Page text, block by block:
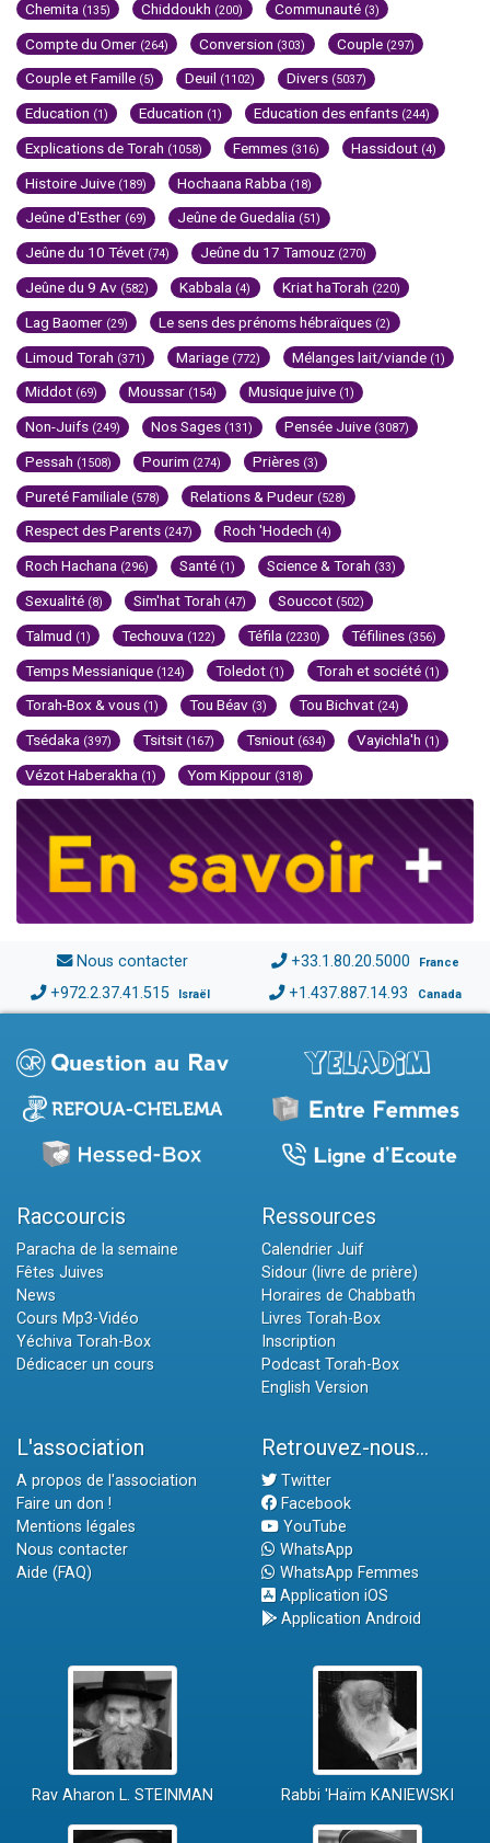
Chemita (135) Chiddoukh (200) Communauté (3)
Compte du Omer (264) Conversion (303) Couple (297)
Couple et Famille (5) Deuil (1102) Divers (5037)
Education (1) Education (1) Education des enfants (244)
Explications de Torah (1058) Femmes (316) Hassidout (4)
Histoire Juive (189) Hochaana Rabba (18)
Jeûne d'Esther (69) Jeûne de Guedalia (51)
Jeûne du 10 Tévet (74) Jeûne du 17 Tamouz (270)
Jeûne du 9 Av (582) Kabbala (4) Kriat haTorah (220)
Lag Baomer (29) Le sens des prénoms hébraïques (2)
Limoud Torah (371) Mariage (772) Mélanges lait/viande (1)
Middot (69) Moussar (154) Musique juive (1)
Non-Juifs (249) Nos Sages (131) Pensée Juive (3087)
Pessah (1508) Pourim (274) Prières (3)
Pureté Familiale (578) Relations & Pudeur (528)
Respect des Parents (247) Roch 'Hodech (4)
Roch Hachana (296) Santé (1) Science & Torah (33)
Sexualité (8) Sim'hat Torah (47) Souccot (502)
Talmud (1) Techouva (122) Téfila (2230) Téfilines (356)
Temps Messianique (124) Toledot (1) Torah et société (1)
Torah-Box & vous (1) Tou Béav (3) Tou Bichvat (24)
Tsédaka (397) Tsitsit (167) Tsniout (634) Vayichla'h (1)
Vézot Haberakha (1) Yom Kippour (318)
Nous contacter +33.1.80.20.5000 France
+972.2.37.41.515 Israël +1.437.887.14.93 Canada
Raccourcis
Paracha de la semaine
Fêtes Juives
News
Cours Mp3-Vidéo
Yéchiva Torah-Box
Dédicacer un cours
Ressources
Calendrier Juif
Sidour (livre de prière)
Horaires de Chabbath
Livres Torah-Box
Inscription
Podcast Torah-Box
English Version
L'association
A propos de l'association
Faire un don !
Mentions légales
Nous contacter
Aide (FAQ)
Retrouvez-nous...
Twitter
Facebook
YouTube
WhatsApp
WhatsApp Femmes
Application iOS
Application Android
Rav Aharon L. STEINMAN Rabbi 'Haïm KANIEWSKI